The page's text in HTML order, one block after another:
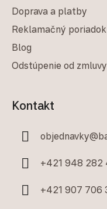
Doprava a platby
Reklamačný poriadok
Blog
Odstúpenie od zmluvy
Kontakt
objednavky@
+421 948 282
+421 907 706